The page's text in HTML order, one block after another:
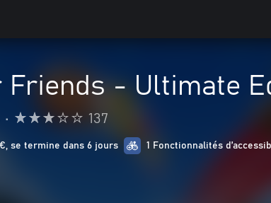
Friends - Ultimate
• 137
se termine dans 6 jours 1 Fonctionnalités